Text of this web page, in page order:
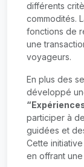
différents
commodités.
fonctions de
une
voyageurs.
En plus des
développé
participer à
guidées et
Cette
en offrant